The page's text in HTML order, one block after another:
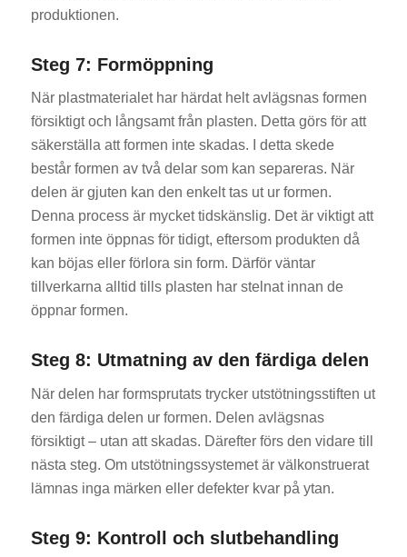
produktionen.
Steg 7: Formöppning
När plastmaterialet har härdat helt avlägsnas formen
försiktigt och långsamt från plasten. Detta görs för att
säkerställa att formen inte skadas. I detta skede
består formen av två delar som kan separeras. När
delen är gjuten kan den enkelt tas ut ur formen.
Denna process är mycket tidskänslig. Det är viktigt att
formen inte öppnas för tidigt, eftersom produkten då
kan böjas eller förlora sin form. Därför väntar
tillverkarna alltid tills plasten har stelnat innan de
öppnar formen.
Steg 8: Utmatning av den färdiga delen
När delen har formsprutats trycker utstötningsstiften ut
den färdiga delen ur formen. Delen avlägsnas
försiktigt – utan att skadas. Därefter förs den vidare till
nästa steg. Om utstötningssystemet är välkonstruerat
lämnas inga märken eller defekter kvar på ytan.
Steg 9: Kontroll och slutbehandling